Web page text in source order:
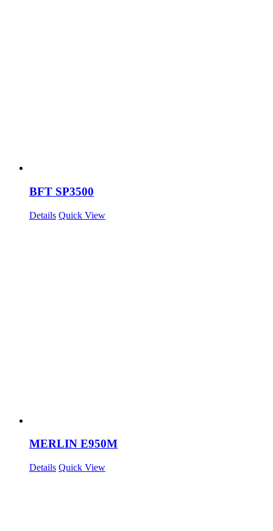
BFT SP3500
Details Quick View
MERLIN E950M
Details Quick View